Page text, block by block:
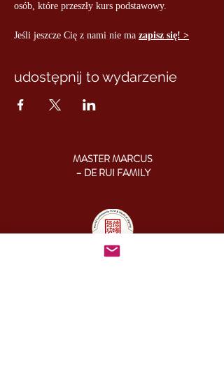
osób, które przeszły kurs podstawowy.
Jeśli jeszcze Cię z nami nie ma zapisz się! >
udostępnij to wydarzenie
MASTER MARCUS
– DE RUI FAMILY